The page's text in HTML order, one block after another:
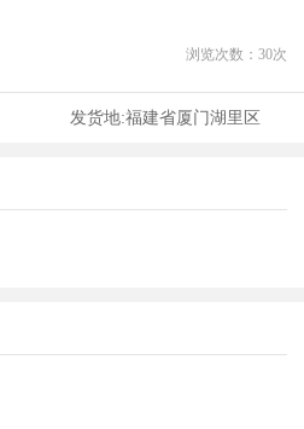
浏览次数： 30次
发货地:福建省厦门湖里区